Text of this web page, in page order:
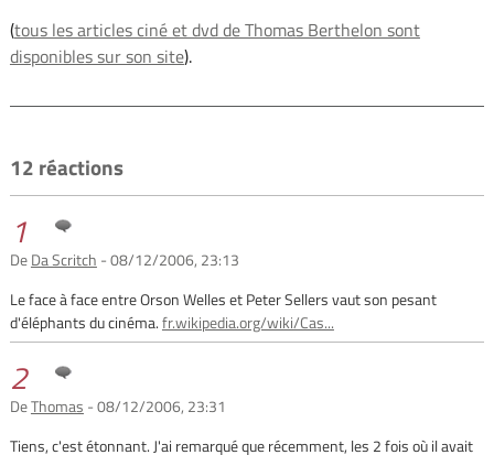
(tous les articles ciné et dvd de Thomas Berthelon sont
disponibles sur son site).
12 réactions
1
DeDa Scritch - 08/12/2006, 23:13
Le face à face entre Orson Welles et Peter Sellers vaut son pesant
d'éléphants du cinéma.fr.wikipedia.org/wiki/Cas...
2
DeThomas - 08/12/2006, 23:31
Tiens, c'est étonnant. J'ai remarqué que récemment, les 2 fois où il avait